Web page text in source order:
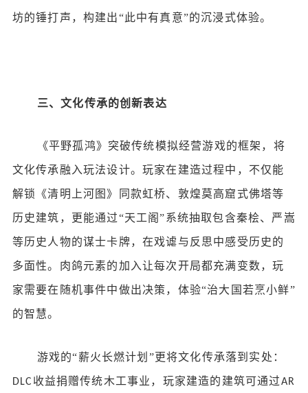
坊的锤打声，构建出“此中有真意”的沉浸式体验。
三、文化传承的创新表达
《平野孤鸿》突破传统模拟经营游戏的框架，将
文化传承融入玩法设计。玩家在建造过程中，不仅能
解锁《清明上河图》同款虹桥、敦煌莫高窟式佛塔等
历史建筑，更能通过“天工阁”系统抽取包含秦桧、严嵩
等历史人物的谋士卡牌，在戏谑与反思中感受历史的
多面性。肉鸽元素的加入让每次开局都充满变数，玩
家需要在随机事件中做出决策，体验“治大国若烹小鲜”
的智慧。
游戏的“薪火长燃计划”更将文化传承落到实处：
DLC 收益捐赠传统木工事业，玩家建造的建筑可通过AR